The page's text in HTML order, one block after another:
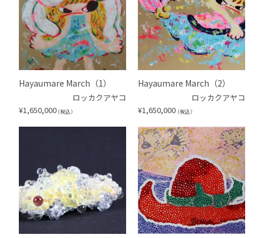
Hayaumare March（1）
ロッカクアヤコ
¥1,650,000 （税込）
Hayaumare March（2）
ロッカクアヤコ
¥1,650,000 （税込）